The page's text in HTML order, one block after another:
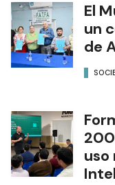
El
un
de
uso